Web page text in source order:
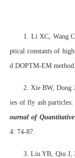
1. Li XC, Wang
ptical constants of
d DOPTM-EM method.
2. Xie BW, Dong
ies of fly ash particles:
ournal of Quantitative
4: 74-87.
3. Liu YB, Qiu J,